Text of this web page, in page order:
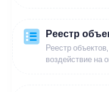
Реестр
Реестр
воздействие